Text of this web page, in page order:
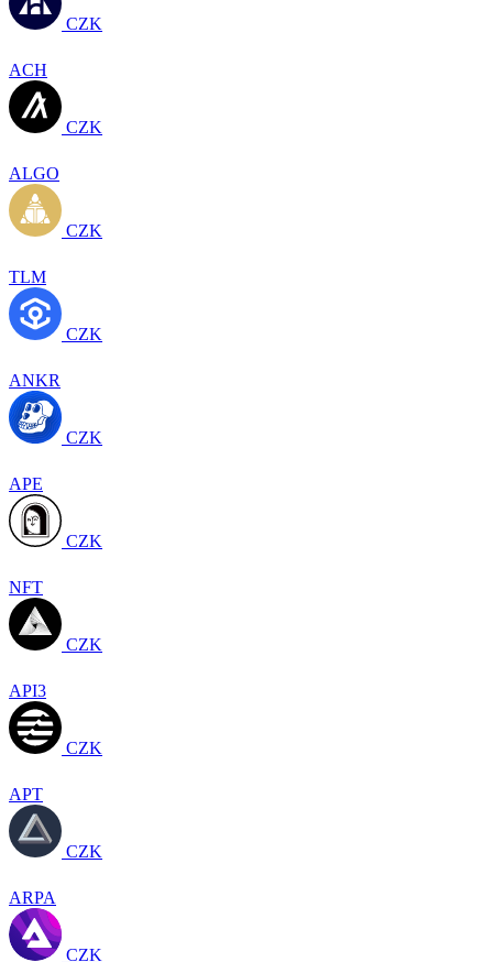
CZK
ACH
CZK
ALGO
CZK
TLM
CZK
ANKR
CZK
APE
CZK
NFT
CZK
API3
CZK
APT
CZK
ARPA
CZK